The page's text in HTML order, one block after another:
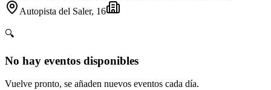
Autopista del Saler, 16
🔍
No hay eventos disponibles
Vuelve pronto, se añaden nuevos eventos cada día.